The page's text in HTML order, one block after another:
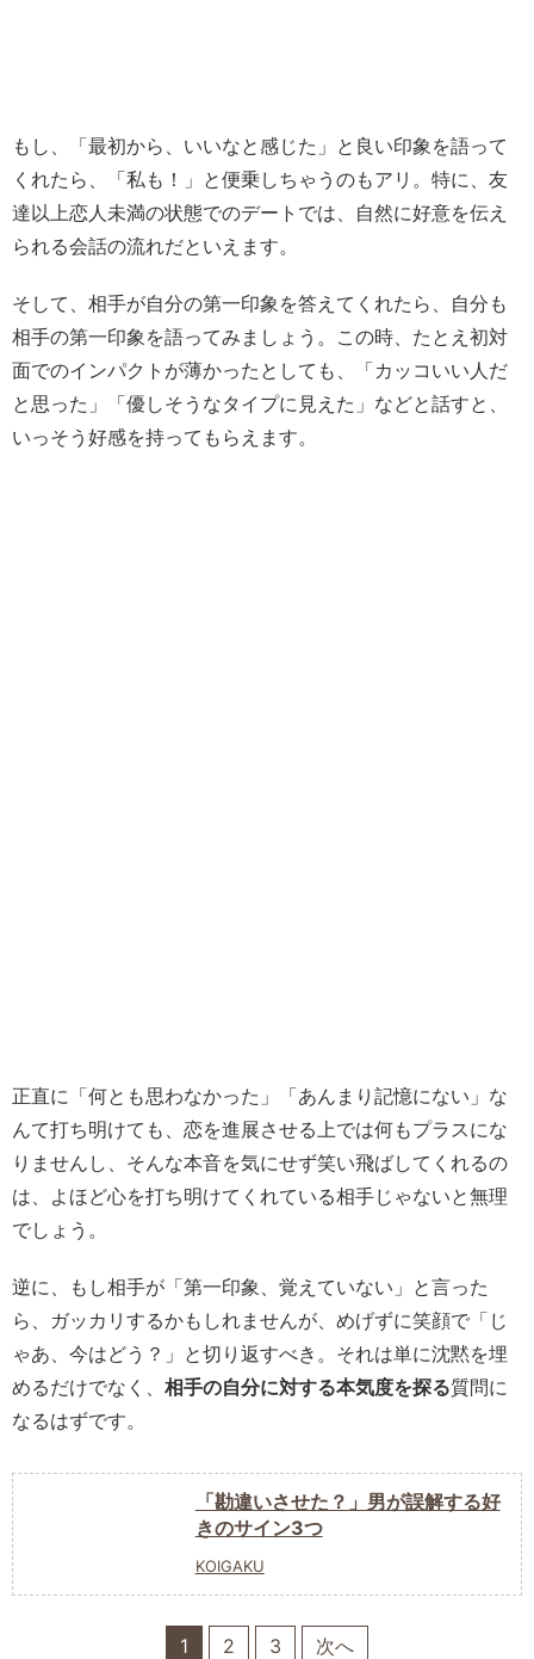
もし、「最初から、いいなと感じた」と良い印象を語って
くれたら、「私も！」と便乗しちゃうのもアリ。特に、友
達以上恋人未満の状態でのデートでは、自然に好意を伝え
られる会話の流れだといえます。
そして、相手が自分の第一印象を答えてくれたら、自分も
相手の第一印象を語ってみましょう。この時、たとえ初対
面でのインパクトが薄かったとしても、「カッコいい人だ
と思った」「優しそうなタイプに見えた」などと話すと、
いっそう好感を持ってもらえます。
正直に「何とも思わなかった」「あんまり記憶にない」な
んて打ち明けても、恋を進展させる上では何もプラスにな
りませんし、そんな本音を気にせず笑い飛ばしてくれるの
は、よほど心を打ち明けてくれている相手じゃないと無理
でしょう。
逆に、もし相手が「第一印象、覚えていない」と言った
ら、ガッカリするかもしれませんが、めげずに笑顔で「じ
ゃあ、今はどう？」と切り返すべき。それは単に沈黙を埋
めるだけでなく、 相手の自分に対する本気度を探る質問に
なるはずです。
「勘違いさせた？」男が誤解する好
きのサイン3つ
KOIGAKU
1 2 3 次へ